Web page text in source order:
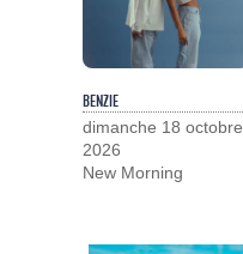
BENZIE
dimanche 18 octobre
2026
New Morning